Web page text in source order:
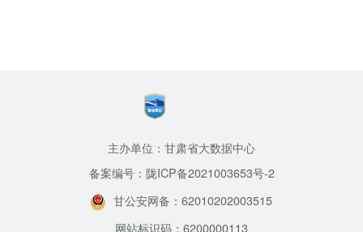
主办单位：甘肃省大数据中心
备案编号：陇ICP备2021003653号-2
甘公安网备：62010202003515
网站标识码：6200000113